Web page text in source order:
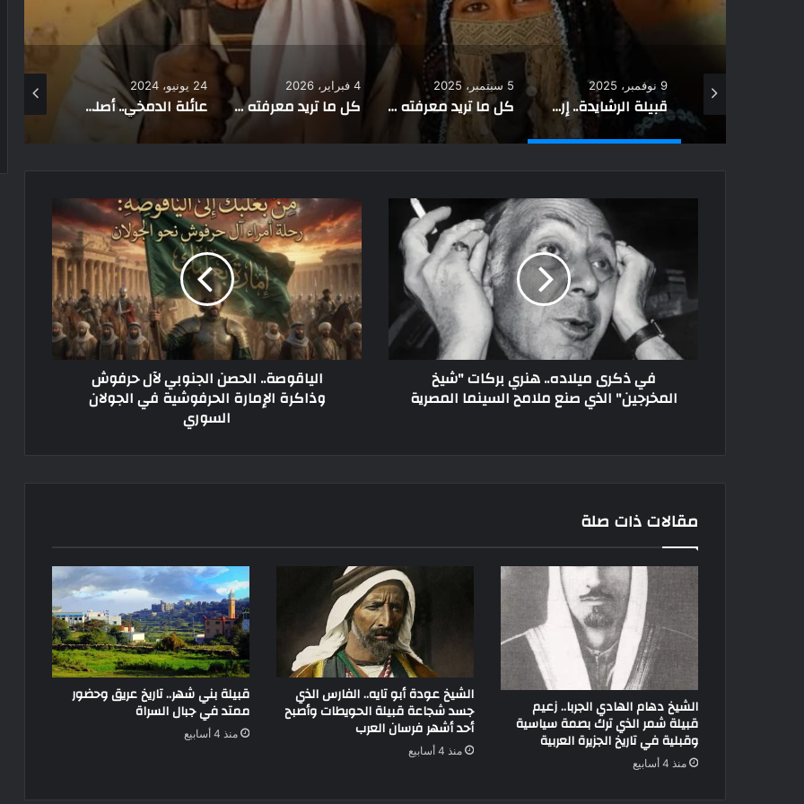
قبيلة الرشايدة.. إرث عريق وحضور متجدد في الخليج العربي
5 سبتمبر، 2025
كل ما تريد معرفته عن أصل عائلة الشدوخي في السعودية
4 فبراير، 2026 24 يونيو، 2024
عائلة الدمخي.. أصلها ونسبها وأماكن تواجدها
2 يناير، 2024
في ذكرى ميلاده.. هنري بركات "شيخ
المخرجين" الذي صنع ملامح السينما المصرية
الياقوصة.. الحصن الجنوبي لآل حرفوش
وذاكرة الإمارة الحرفوشية في الجولان
السوري
مقالات ذات صلة
الشيخ دهام الهادي الجربا.. زعيم
قبيلة شمر الذي ترك بصمة سياسية
وقبلية في تاريخ الجزيرة العربية
منذ 4 أسابيع
الشيخ عودة أبو تايه.. الفارس الذي
جسد شجاعة قبيلة الحويطات وأصبح
أحد أشهر فرسان العرب
منذ 4 أسابيع
قبيلة بني شهر.. تاريخ عريق وحضور
ممتد في جبال السراة
منذ 4 أسابيع